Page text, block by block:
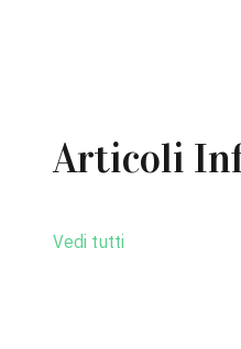
Articoli
Vedi tutti